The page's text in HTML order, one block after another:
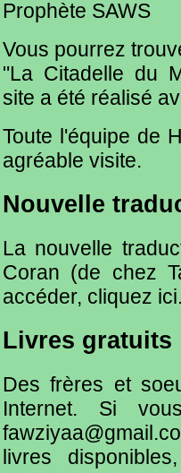
Prophète SAWS
Vous pourrez
"La Citadelle du
site a été réalisé
Toute l'équipe de
agréable visite.
Nouvelle
La nouvelle
Coran (de chez
accéder, cliquez ici
Livres gratuits
Des frères et
Internet. Si
livres